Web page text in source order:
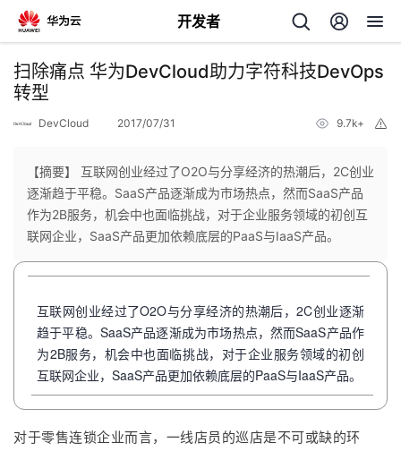
开发者
返
回
个
人
我
者
扫除痛点 华为DevCloud助力字符科技DevOps
转型
DevCloud 2017/07/31 9.7k+
【摘要】 互联网创业经过了O2O与分享经济的热潮后，2C创业
逐渐趋于平稳。SaaS产品逐渐成为市场热点，然而SaaS产品
作为2B服务，机会中也面临挑战，对于企业服务领域的初创互
联网企业，SaaS产品更加依赖底层的PaaS与IaaS产品。
互联网创业经过了O2O与分享经济的热潮后，2C创业逐渐
趋于平稳。SaaS产品逐渐成为市场热点，然而SaaS产品作
为2B服务，机会中也面临挑战，对于企业服务领域的初创
互联网企业，SaaS产品更加依赖底层的PaaS与IaaS产品。
对于零售连锁企业而言，一线店员的巡店是不可或缺的环